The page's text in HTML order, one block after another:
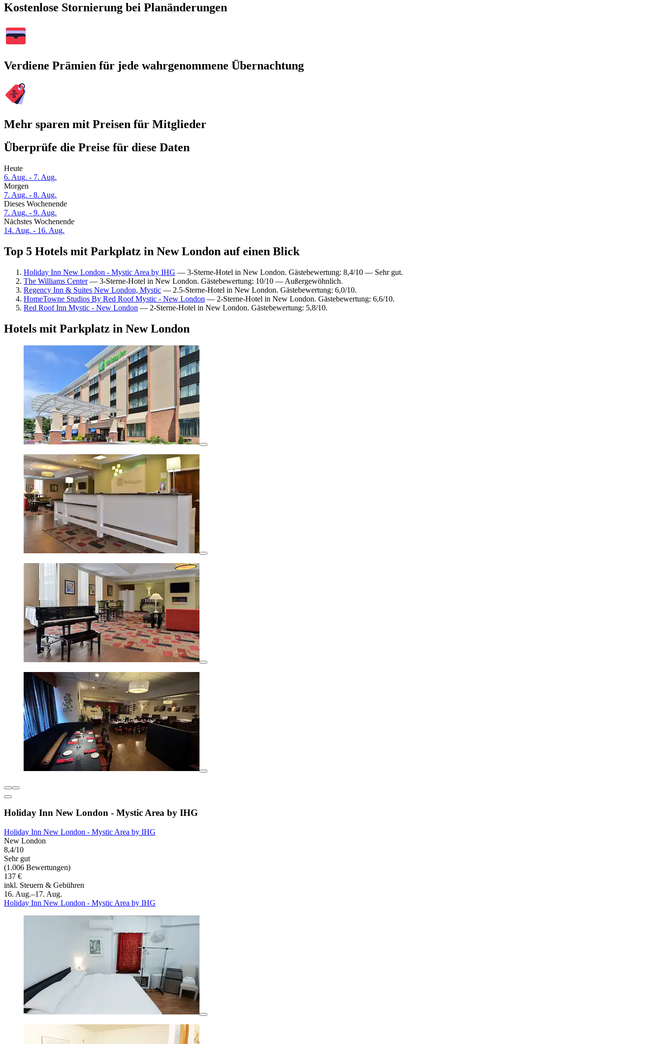
Kostenlose Stornierung bei Planänderungen
Verdiene Prämien für jede wahrgenommene Übernachtung
Mehr sparen mit Preisen für Mitglieder
Überprüfe die Preise für diese Daten
Heute
6. Aug. - 7. Aug.
Morgen
7. Aug. - 8. Aug.
Dieses Wochenende
7. Aug. - 9. Aug.
Nächstes Wochenende
14. Aug. - 16. Aug.
Top 5 Hotels mit Parkplatz in New London auf einen Blick
Holiday Inn New London - Mystic Area by IHG — 3-Sterne-Hotel in New London. Gästebewertung: 8,4/10 — Sehr gut.
The Williams Center— 3-Sterne-Hotel in New London. Gästebewertung: 10/10 — Außergewöhnlich.
Regency Inn & Suites New London, Mystic — 2.5-Sterne-Hotel in New London. Gästebewertung: 6,0/10.
HomeTowne Studios By Red Roof Mystic - New London — 2-Sterne-Hotel in New London. Gästebewertung: 6,6/10.
Red Roof Inn Mystic - New London — 2-Sterne-Hotel in New London. Gästebewertung: 5,8/10.
Hotels mit Parkplatz in New London
Holiday Inn New London - Mystic Area by IHG
Holiday Inn New London - Mystic Area by IHG
New London
8,4/10
Sehr gut
(1.006 Bewertungen)
137 €
inkl. Steuern & Gebühren
16. Aug.–17. Aug.
Holiday Inn New London - Mystic Area by IHG